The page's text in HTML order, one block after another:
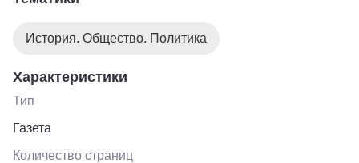
История. Общество. Политика
Характеристики
Тип
Газета
Количество страниц